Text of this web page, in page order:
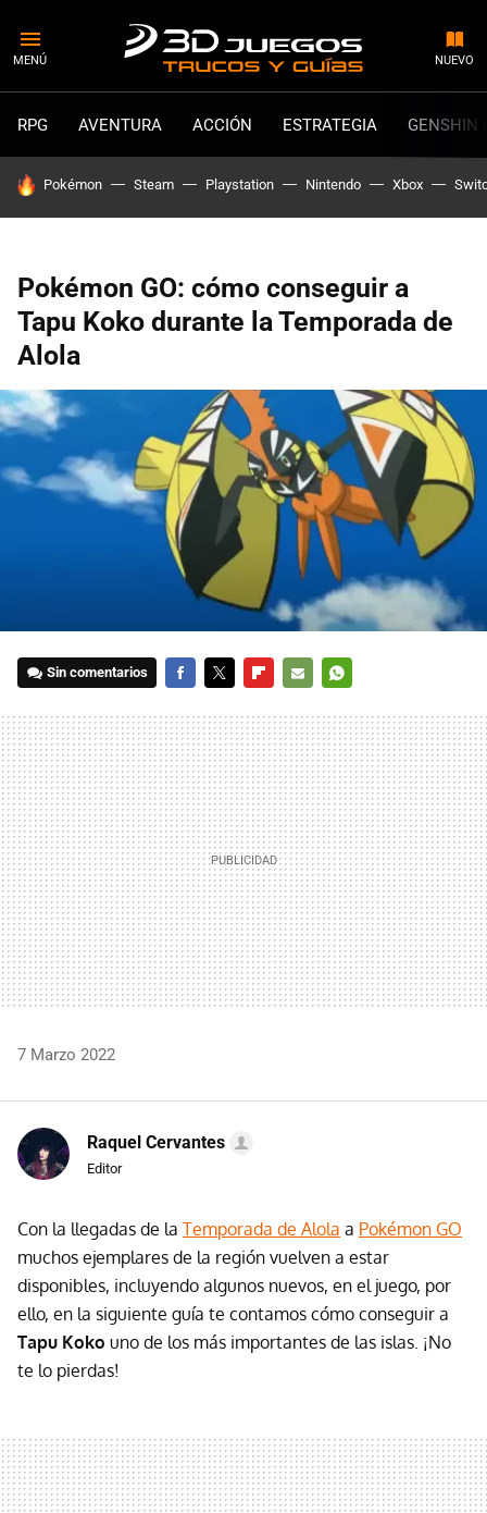
MENÚ NUEVO
RPG AVENTURA ACCIÓN ESTRATEGIA GENSHIN
HOY SE HABLA DE
Pokémon Steam Playstation Nintendo Xbox
Pokémon GO: cómo conseguir a
Tapu Koko durante la Temporada de
Alola
Sin comentarios
MAIL
7 Marzo 2022
Raquel Cervantes
Editor
Con la llegadas de la Temporada de Alola a Pokémon GO
muchos ejemplares de la región vuelven a estar
disponibles, incluyendo algunos nuevos, en el juego, por
ello, en la siguiente guía te contamos cómo conseguir a
Tapu Koko uno de los más importantes de las islas. ¡No
te lo pierdas!